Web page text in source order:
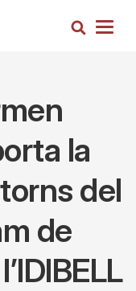
Cerca
la
del
de